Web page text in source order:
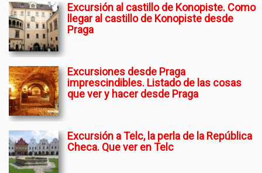
Excursión al castillo de Konopiste. Como
llegar al castillo de Konopiste desde
Praga
Excursiones desde Praga
imprescindibles. Listado de las cosas
que ver y hacer desde Praga
Excursión a Telc, la perla de la República
Checa. Que ver en Telc